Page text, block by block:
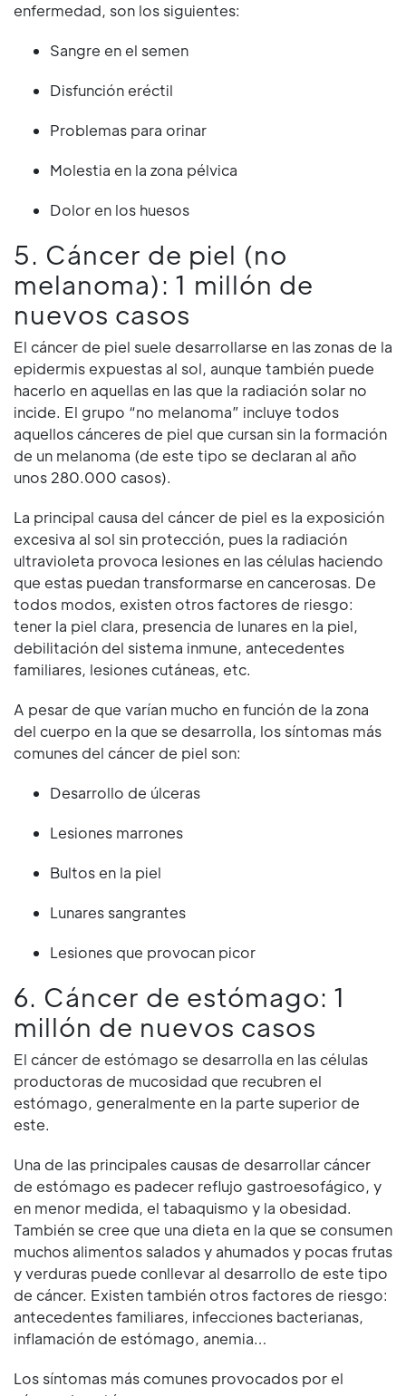
enfermedad, son los siguientes:
Sangre en el semen
Disfunción eréctil
Problemas para orinar
Molestia en la zona pélvica
Dolor en los huesos
5. Cáncer de piel (no
melanoma): 1 millón de
nuevos casos
El cáncer de piel suele desarrollarse en las zonas de la
epidermis expuestas al sol, aunque también puede
hacerlo en aquellas en las que la radiación solar no
incide. El grupo “no melanoma” incluye todos
aquellos cánceres de piel que cursan sin la formación
de un melanoma (de este tipo se declaran al año
unos 280.000 casos).
La principal causa del cáncer de piel es la exposición
excesiva al sol sin protección, pues la radiación
ultravioleta provoca lesiones en las células haciendo
que estas puedan transformarse en cancerosas. De
todos modos, existen otros factores de riesgo:
tener la piel clara, presencia de lunares en la piel,
debilitación del sistema inmune, antecedentes
familiares, lesiones cutáneas, etc.
A pesar de que varían mucho en función de la zona
del cuerpo en la que se desarrolla, los síntomas más
comunes del cáncer de piel son:
Desarrollo de úlceras
Lesiones marrones
Bultos en la piel
Lunares sangrantes
Lesiones que provocan picor
6. Cáncer de estómago: 1
millón de nuevos casos
El cáncer de estómago se desarrolla en las células
productoras de mucosidad que recubren el
estómago, generalmente en la parte superior de
este.
Una de las principales causas de desarrollar cáncer
de estómago es padecer reflujo gastroesofágico, y
en menor medida, el tabaquismo y la obesidad.
También se cree que una dieta en la que se consumen
muchos alimentos salados y ahumados y pocas frutas
y verduras puede conllevar al desarrollo de este tipo
de cáncer. Existen también otros factores de riesgo:
antecedentes familiares, infecciones bacterianas,
inflamación de estómago, anemia…
Los síntomas más comunes provocados por el